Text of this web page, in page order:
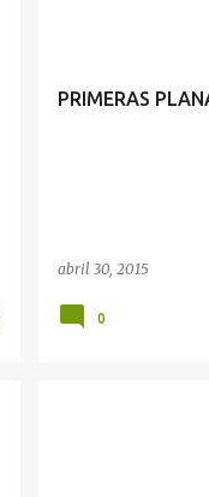
PRIMERAS
abril 30, 2015
0